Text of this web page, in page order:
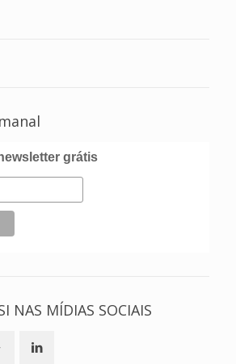
grátis
NAS MÍDIAS SOCIAIS